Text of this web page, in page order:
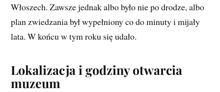
Włoszech. Zawsze jednak albo było nie po drodze, albo
plan zwiedzania był wypełniony co do minuty i mijały
lata. W końcu w tym roku się udało.
Lokalizacja i godziny otwarcia
muzeum